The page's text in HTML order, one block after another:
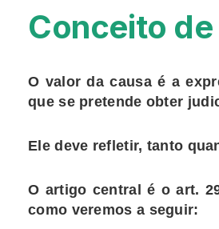
Conceito de
O valor da causa é a
que se pretende obter
Ele deve refletir, tanto
O artigo central é oart.
como veremos a seguir: